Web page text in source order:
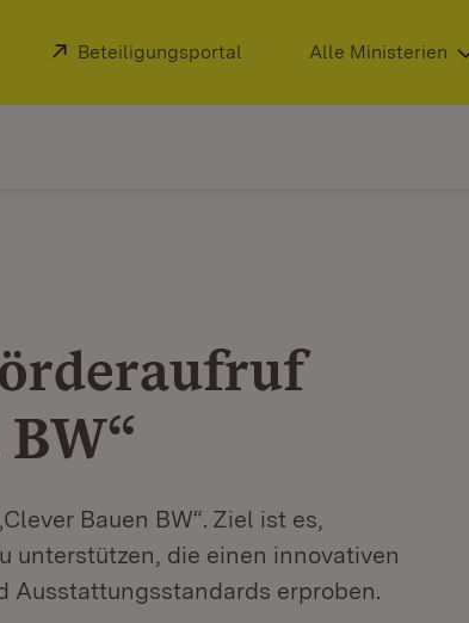
in neuem Fenster)
Extern:
Beteiligungsportal (Öffnet in neuem Fenster)
Alle Ministerien
Bauen BW“. Ziel ist es,
unterstützen, die einen innovativen
Ausstattungsstandards erproben.